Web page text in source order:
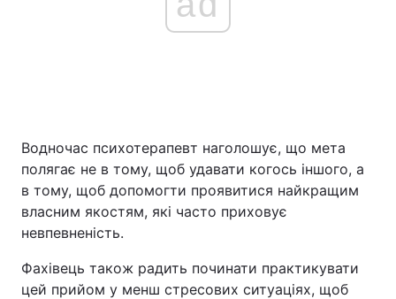
Водночас психотерапевт наголошує, що мета
полягає не в тому, щоб удавати когось іншого, а
в тому, щоб допомогти проявитися найкращим
власним якостям, які часто приховує
невпевненість.
Фахівець також радить починати практикувати
цей прийом у менш стресових ситуаціях, щоб